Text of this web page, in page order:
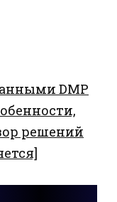
DMP
решений